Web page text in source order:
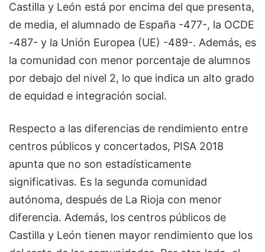
Castilla y León está por encima del que presenta,
de media, el alumnado de España -477-, la OCDE
-487- y la Unión Europea (UE) -489-. Además, es
la comunidad con menor porcentaje de alumnos
por debajo del nivel 2, lo que indica un alto grado
de equidad e integración social.
Respecto a las diferencias de rendimiento entre
centros públicos y concertados, PISA 2018
apunta que no son estadísticamente
significativas. Es la segunda comunidad
autónoma, después de La Rioja con menor
diferencia. Además, los centros públicos de
Castilla y León tienen mayor rendimiento que los